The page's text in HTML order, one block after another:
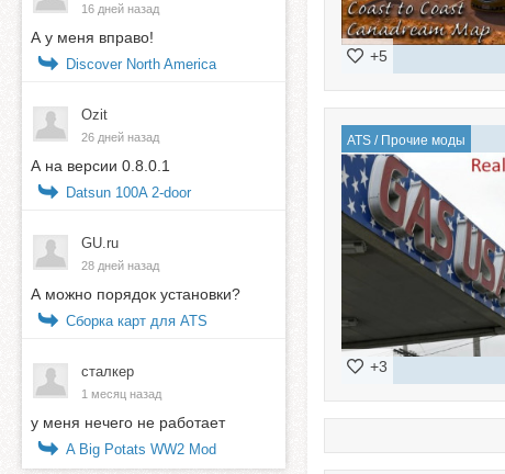
+5
ATS / Прочие моды
+3
16 дней назад
А у меня вправо!
Discover North America
Ozit
26 дней назад
А на версии 0.8.0.1
Datsun 100A 2-door
GU.ru
28 дней назад
А можно порядок установки?
Сборка карт для ATS
сталкер
1 месяц назад
у меня нечего не работает
A Big Potats WW2 Mod